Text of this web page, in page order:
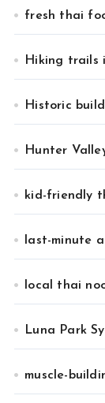
fresh thai
Hiking trails
Historic
Hunter
kid-friendly
last-minute
local thai
Luna Park
muscle-